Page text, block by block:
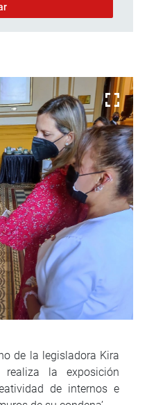
de la legisladora Kira
la exposición
de internos e